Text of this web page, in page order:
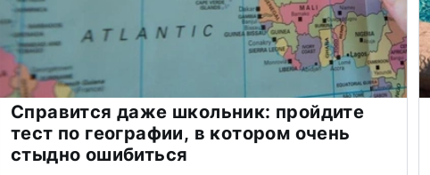
Справится даже школьник: пройдите
тест по географии, в котором очень
стыдно ошибиться